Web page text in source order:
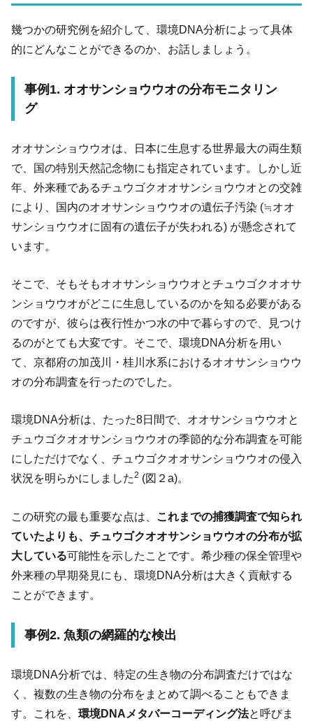
幾つかの研究例を紹介して、環境DNA分析によって具体
的にどんなことができるのか、お話しましょう。
事例1. オオサンショウウオの分布モニタリン
グ
オオサンショウウオは、日本に生息する世界最大の両生類
で、国の特別天然記念物にも指定されています。しかし近
年、外来種であるチュウゴクオオサンショウウオとの交雑
により、国内のオオサンショウウオの遺伝子汚染 (≒オオ
サンショウウオに固有の遺伝子が失われる) が懸念されて
います。
そこで、そもそもオオサンショウウオとチュウゴクオオサ
ンショウウオがどこに生息しているのかを知る必要がある
のですが、彼らは夜行性かつ水の中で暮らすので、見つけ
るのがとても大変です。そこで、環境DNA分析を用い
て、京都府の加茂川・桂川水系におけるオオサンショウウ
オの分布調査を行ったのでした。
環境DNA分析は、たった8日間で、オオサンショウウオと
チュウゴクオオサンショウウオの季節的な分布調査を可能
にしただけでなく、チュウゴクオオサンショウウオの侵入
状況を明らかにしました2 (図２a)。
この研究の最も重要な点は、
これまでの捕獲調査で知られ
ていたよりも、チュウゴクオオサンショウウオの分布が拡
大している可能性を示したことです。希少種の保全管理や
外来種の早期発見にも、環境DNA分析は大きく貢献する
ことができます。
事例2. 魚類の網羅的な検出
環境DNA分析では、特定の生き物の分布調査だけではな
く、複数の生き物の分布をまとめて調べることもできま
す。これを、 環境DNAメタバーコーディング法と呼びま